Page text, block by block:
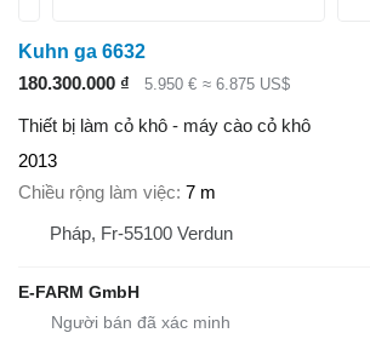
Kuhn ga 6632
180.300.000 ₫
5.950 € ≈ 6.875 US$
Thiết bị làm cỏ khô - máy cào cỏ khô
2013
Chiều rộng làm việc 7 m
Pháp, Fr-55100 Verdun
E-FARM GmbH